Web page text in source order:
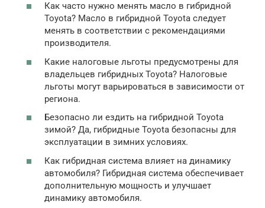
Как часто нужно менять масло в гибридной
Toyota? Масло в гибридной Toyota следует
менять в соответствии с рекомендациями
производителя.
Какие налоговые льготы предусмотрены для
владельцев гибридных Toyota? Налоговые
льготы могут варьироваться в зависимости от
региона.
Безопасно ли ездить на гибридной Toyota
зимой? Да, гибридные Toyota безопасны для
эксплуатации в зимних условиях.
Как гибридная система влияет на динамику
автомобиля? Гибридная система обеспечивает
дополнительную мощность и улучшает
динамику автомобиля.